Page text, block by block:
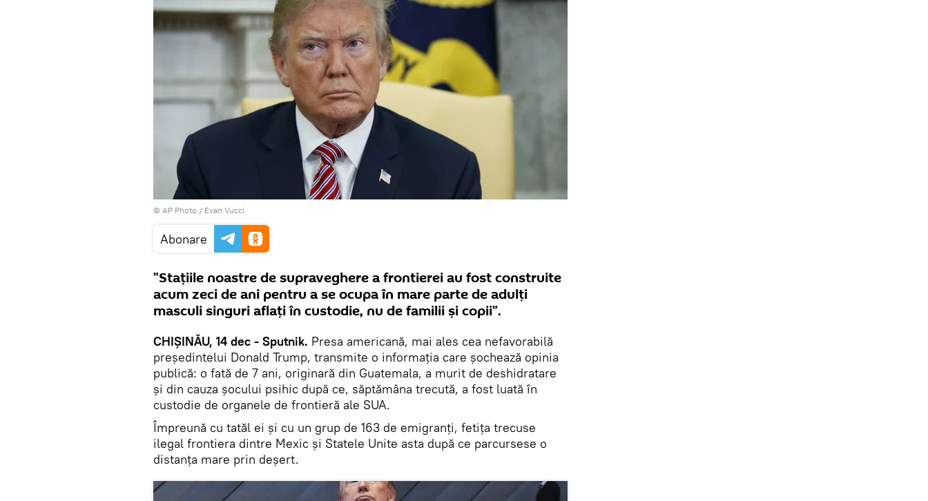
© AP Photo / Evan Vucci
Abonare
”Stațiile noastre de supraveghere a frontierei au fost construite
acum zeci de ani pentru a se ocupa în mare parte de adulți
masculi singuri aflați în custodie, nu de familii și copii”.
CHIȘINĂU, 14 dec - Sputnik. Presa americană, mai ales cea nefavorabilă
președintelui Donald Trump, transmite o informația care șochează opinia
publică: o fată de 7 ani, originară din Guatemala, a murit de deshidratare
și din cauza șocului psihic după ce, săptămâna trecută, a fost luată în
custodie de organele de frontieră ale SUA.
Împreună cu tatăl ei și cu un grup de 163 de emigranți, fetița trecuse
ilegal frontiera dintre Mexic și Statele Unite asta după ce parcursese o
distanța mare prin deșert.